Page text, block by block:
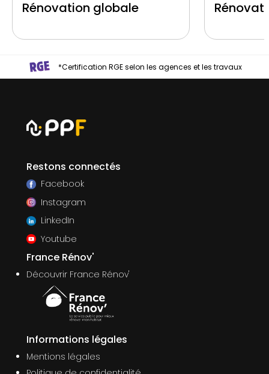
Rénovation globale
*Certification RGE selon les agences et les travaux
Restons connectés
Facebook
Instagram
LinkedIn
Youtube
France Rénov'
Découvrir France Rénov'
Informations légales
Mentions légales